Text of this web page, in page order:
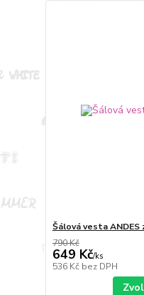
Šálová vesta ANDES
790 Kč
649 Kč/ks
536 Kč bez DPH